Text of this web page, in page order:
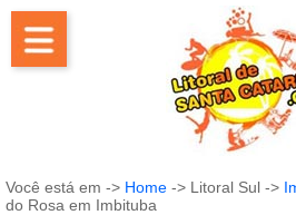
Você está em -> Home -> Litoral Sul ->
do Rosa em Imbituba